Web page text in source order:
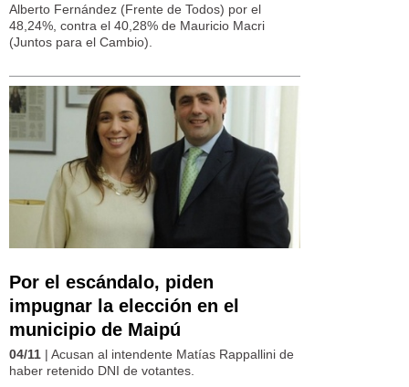
Alberto Fernández (Frente de Todos) por el
48,24%, contra el 40,28% de Mauricio Macri
(Juntos para el Cambio).
Por el escándalo, piden
impugnar la elección en el
municipio de Maipú
04/11 | Acusan al intendente Matías Rappallini de
haber retenido DNI de votantes.